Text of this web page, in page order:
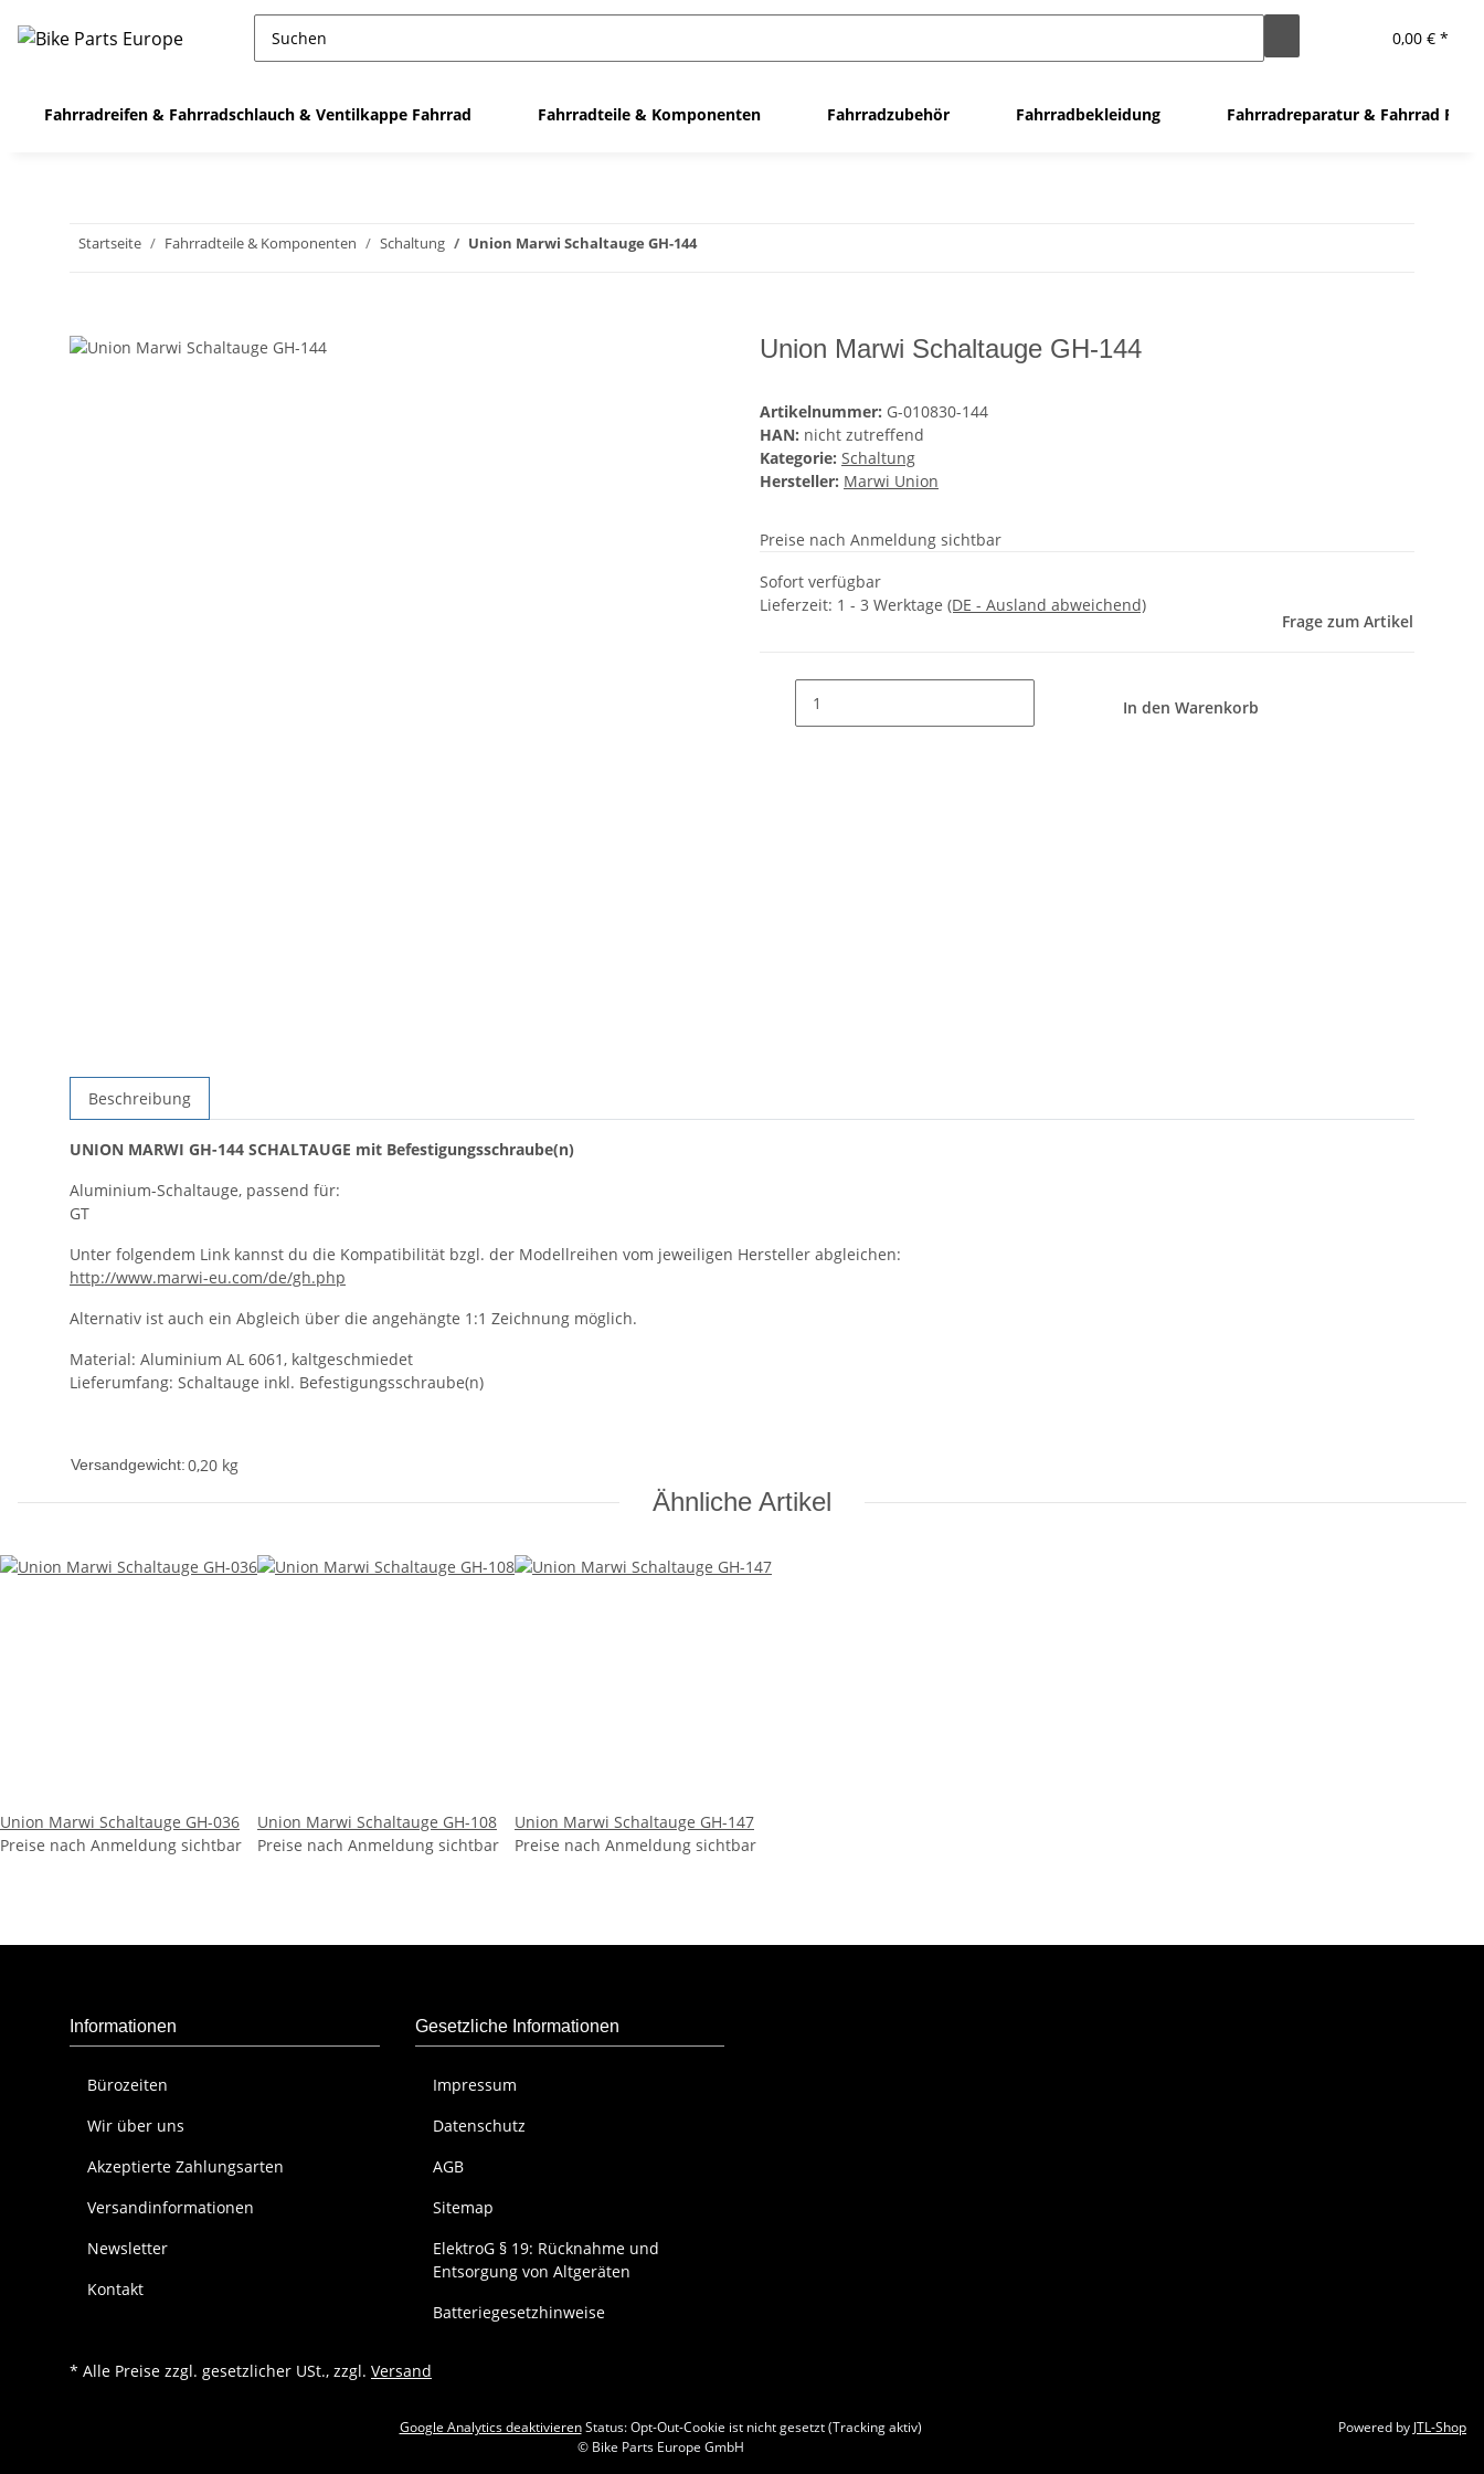
0,00 € *
Fahrradreifen & Fahrradschlauch & Ventilkappe Fahrrad Fahrradteile & Komponenten Fahrradzubehör Fahrradbekleidung Fahrradreparatur & Fahrrad
Startseite Fahrradteile & Komponenten Schaltung Union Marwi Schaltauge GH-144
Union Marwi Schaltauge GH-144
Artikelnummer: G-010830-144
HAN: nicht zutreffend
Kategorie: Schaltung
Hersteller: Marwi Union
Preise nach Anmeldung sichtbar
Sofort verfügbar
Lieferzeit: 1 - 3 Werktage (DE - Ausland abweichend)
Frage zum Artikel
In den Warenkorb
Beschreibung
UNION MARWI GH-144 SCHALTAUGE mit Befestigungsschraube(n)
Aluminium-Schaltauge, passend für:
GT
Unter folgendem Link kannst du die Kompatibilität bzgl. der Modellreihen vom jeweiligen Hersteller abgleichen:
http://www.marwi-eu.com/de/gh.php
Alternativ ist auch ein Abgleich über die angehängte 1:1 Zeichnung möglich.
Material: Aluminium AL 6061, kaltgeschmiedet
Lieferumfang: Schaltauge inkl. Befestigungsschraube(n)
Versandgewicht:0,20 kg
Ähnliche Artikel
Union Marwi Schaltauge GH-036
Preise nach Anmeldung sichtbar
Union Marwi Schaltauge GH-108
Preise nach Anmeldung sichtbar
Union Marwi Schaltauge GH-147
Preise nach Anmeldung sichtbar
Informationen
Bürozeiten
Wir über uns
Akzeptierte Zahlungsarten
Versandinformationen
Newsletter
Kontakt
Gesetzliche Informationen
Impressum
Datenschutz
AGB
Sitemap
ElektroG § 19: Rücknahme und
Entsorgung von Altgeräten
Batteriegesetzhinweise
* Alle Preise zzgl. gesetzlicher USt., zzgl. Versand
Google Analytics deaktivieren Status: Opt-Out-Cookie ist nicht gesetzt (Tracking aktiv)
© Bike Parts Europe GmbH
Powered by JTL-Shop